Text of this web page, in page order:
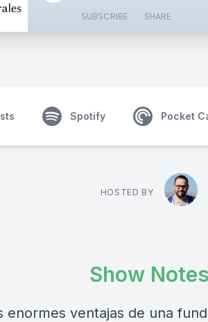
SUBSCRIBE SHARE
Spotify Pocket
HOSTED BY
Show Notes
enormes ventajas de una